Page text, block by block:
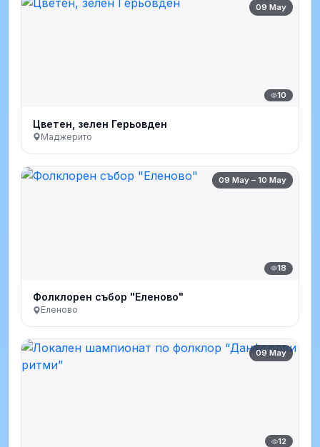
09 May
10
Цветен, зелен Герьовден
Маджерито
09 May – 10 May
18
Фолклорен събор "Еленово"
Еленово
09 May
12